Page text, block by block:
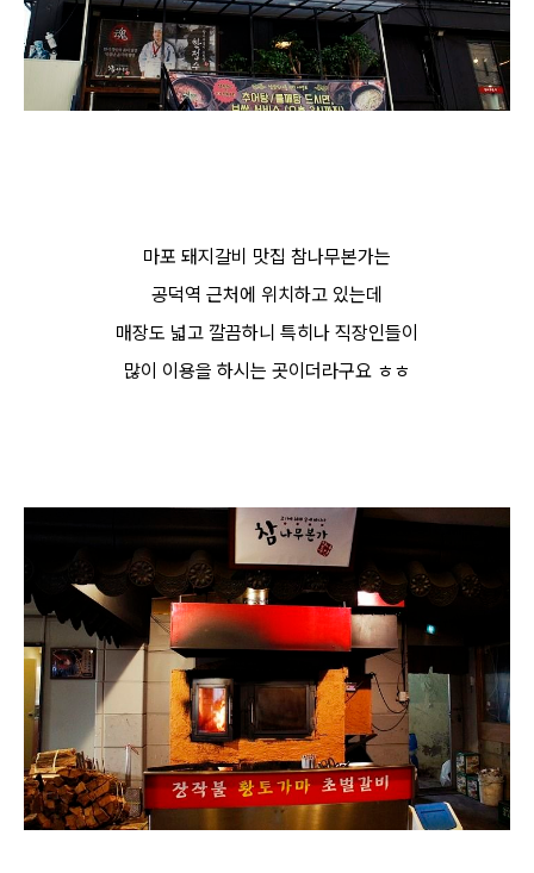
마포 돼지갈비 맛집 참나무본가는
공덕역 근처에 위치하고 있는데
매장도 넓고 깔끔하니 특히나 직장인들이
많이 이용을 하시는 곳이더라구요 ㅎㅎ